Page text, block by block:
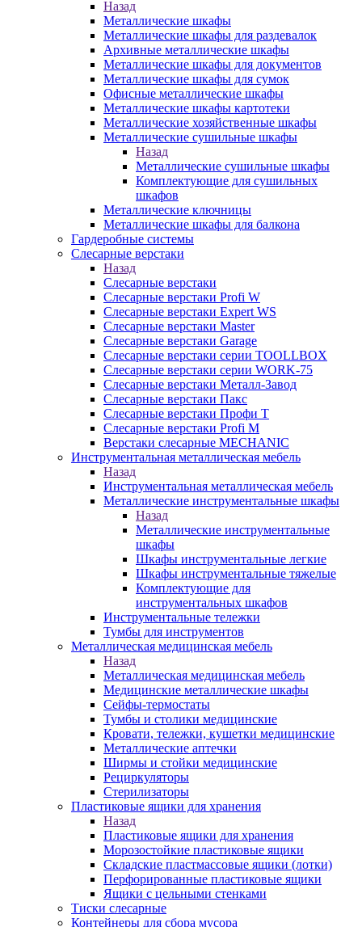
Назад
Металлические шкафы
Металлические шкафы для раздевалок
Архивные металлические шкафы
Металлические шкафы для документов
Металлические шкафы для сумок
Офисные металлические шкафы
Металлические шкафы картотеки
Металлические хозяйственные шкафы
Металлические сушильные шкафы
Назад
Металлические сушильные шкафы
Комплектующие для сушильных
шкафов
Металлические ключницы
Металлические шкафы для балкона
Гардеробные системы
Слесарные верстаки
Назад
Слесарные верстаки
Слесарные верстаки Profi W
Слесарные верстаки Expert WS
Слесарные верстаки Master
Слесарные верстаки Garage
Слесарные верстаки серии TOOLLBOX
Слесарные верстаки серии WORK-75
Слесарные верстаки Металл-Завод
Слесарные верстаки Пакс
Слесарные верстаки Профи Т
Слесарные верстаки Profi M
Верстаки слесарные MECHANIC
Инструментальная металлическая мебель
Назад
Инструментальная металлическая мебель
Металлические инструментальные шкафы
Назад
Металлические инструментальные
шкафы
Шкафы инструментальные легкие
Шкафы инструментальные тяжелые
Комплектующие для
инструментальных шкафов
Инструментальные тележки
Тумбы для инструментов
Металлическая медицинская мебель
Назад
Металлическая медицинская мебель
Медицинские металлические шкафы
Сейфы-термостаты
Тумбы и столики медицинские
Кровати, тележки, кушетки медицинские
Металлические аптечки
Ширмы и стойки медицинские
Рециркуляторы
Стерилизаторы
Пластиковые ящики для хранения
Назад
Пластиковые ящики для хранения
Морозостойкие пластиковые ящики
Складские пластмассовые ящики (лотки)
Перфорированные пластиковые ящики
Ящики с цельными стенками
Тиски слесарные
Контейнеры для сбора мусора